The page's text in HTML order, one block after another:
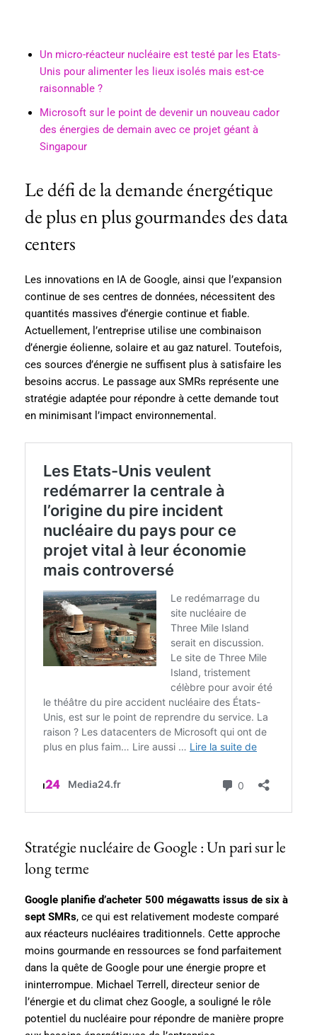
Un micro-réacteur nucléaire est testé par les Etats-
Unis pour alimenter les lieux isolés mais est-ce
raisonnable ?
Microsoft sur le point de devenir un nouveau cador
des énergies de demain avec ce projet géant à
Singapour
Le défi de la demande énergétique
de plus en plus gourmandes des data
centers
Les innovations en IA de Google, ainsi que l’expansion
continue de ses centres de données, nécessitent des
quantités massives d’énergie continue et fiable.
Actuellement, l’entreprise utilise une combinaison
d’énergie éolienne, solaire et au gaz naturel. Toutefois,
ces sources d’énergie ne suffisent plus à satisfaire les
besoins accrus. Le passage aux SMRs représente une
stratégie adaptée pour répondre à cette demande tout
en minimisant l’impact environnemental.
Stratégie nucléaire de Google : Un pari sur le
long terme
Google planifie d’acheter 500 mégawatts issus de six à
sept SMRs, ce qui est relativement modeste comparé
aux réacteurs nucléaires traditionnels. Cette approche
moins gourmande en ressources se fond parfaitement
dans la quête de Google pour une énergie propre et
ininterrompue. Michael Terrell, directeur senior de
l’énergie et du climat chez Google, a souligné le rôle
potentiel du nucléaire pour répondre de manière propre